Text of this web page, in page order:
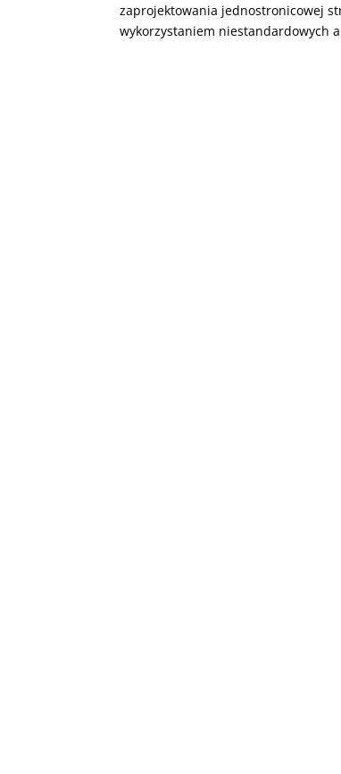
zaprojektowania jednostronicowej
wykorzystaniem niestandardowych